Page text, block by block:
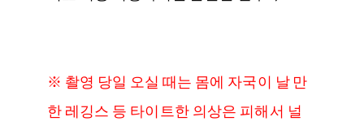
※ 촬영 당일 오실 때는 몸에 자국이 날 만
한 레깅스 등 타이트한 의상은 피해서 널